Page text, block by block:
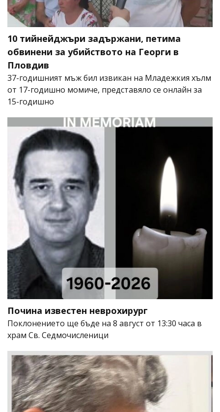
10 тийнейджъри задържани, петима
обвинени за убийството на Георги в
Пловдив
37-годишният мъж бил извикан на Младежкия хълм
от 17-годишно момиче, представяло се онлайн за
15-годишно
Почина известен неврохирург
Поклонението ще бъде на 8 август от 13:30 часа в
храм Св. Седмочисленици